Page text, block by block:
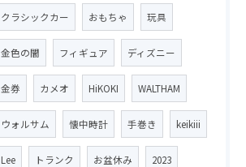
クラシックカー おもちゃ 玩具
金色の闇 フィギュア ディズニー
金券 カメオ HiKOKI WALTHAM
ウォルサム 懐中時計 手巻き keikiii
Lee トランク お盆休み 2023